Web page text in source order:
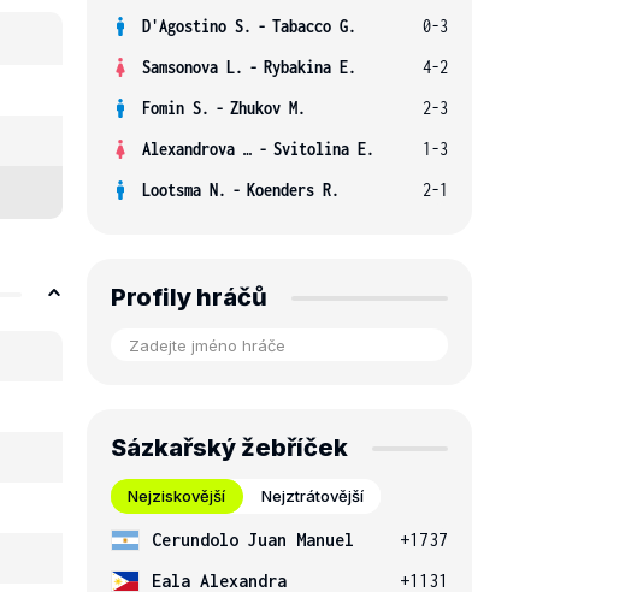
D'Agostino S. - Tabacco G.
0-3
Samsonova L. - Rybakina E.
4-2
Fomin S. - Zhukov M.
2-3
Alexandrova E. - Svitolina E.
1-3
Lootsma N. - Koenders R. 2-1
Profily hráčů
Sázkařský žebříček
Nejziskovější Nejztrátovější
Cerundolo Juan Manuel
+1737
Eala Alexandra
+1131